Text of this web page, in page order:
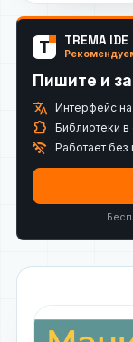
T TREMA IDE
Пишите и
translate Интерфейс
extension Библиотеки
wifi_off Работает без